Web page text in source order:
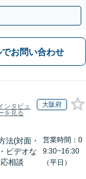
談可】
でお問い合わせ
ンタビュ
を見る
大阪府
法(対面・
ビデオな
相談
営業時間：0
9:30~16:30
（平日）